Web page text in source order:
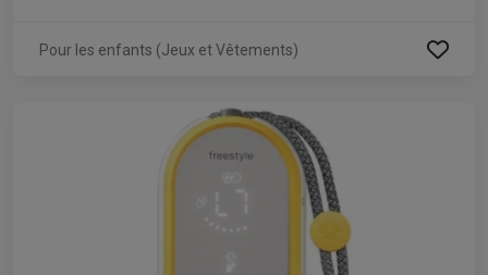
Pour les enfants (Jeux et Vêtements)